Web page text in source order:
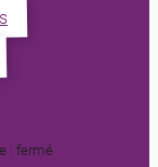
: fermé